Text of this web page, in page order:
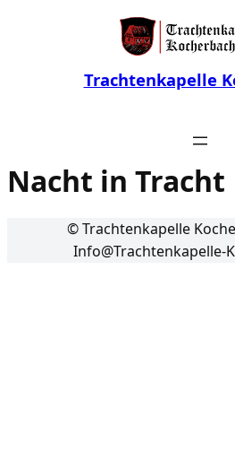
Trachtenkapelle
Nacht in Tracht
© Trachtenkapelle
Info@Trachtenkapelle-